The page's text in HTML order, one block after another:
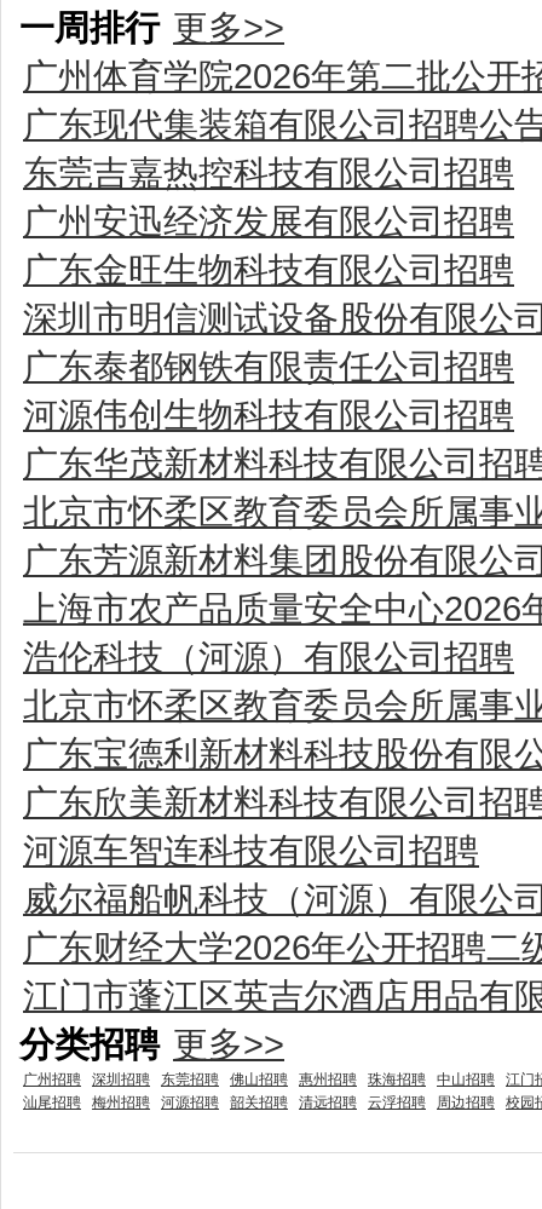
一周排行 更多>>
广州体育学院2026年第二批公开
广东现代集装箱有限公司招聘公
东莞吉嘉热控科技有限公司招聘
广州安迅经济发展有限公司招聘
广东金旺生物科技有限公司招聘
深圳市明信测试设备股份有限公
广东泰都钢铁有限责任公司招聘
河源伟创生物科技有限公司招聘
广东华茂新材料科技有限公司招
北京市怀柔区教育委员会所属事
广东芳源新材料集团股份有限公
上海市农产品质量安全中心
浩伦科技（河源）有限公司招聘
北京市怀柔区教育委员会所属事
广东宝德利新材料科技股份有限
广东欣美新材料科技有限公司招
河源车智连科技有限公司招聘
威尔福船帆科技（河源）有限公
广东财经大学2026年公开招聘
江门市蓬江区英吉尔酒店用品有
分类招聘 更多>>
广州招聘 深圳招聘 东莞招聘 佛山招聘 惠州招聘 珠海招聘 中山招聘
江门
汕尾招聘
梅州招聘 河源招聘 韶关招聘 清远招聘 云浮招聘 周边招聘 校园